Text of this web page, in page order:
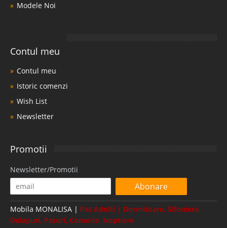
Modele Noi
Contul meu
Contul meu
Istoric comenzi
Wish List
Newsletter
Promotii
Newsletter/Promotii
Abonare
Mobila MONALISA | Pat Adulti | Dormitoare, Sifoniere,
Dulapuri, Paturi, Comode, Noptiere